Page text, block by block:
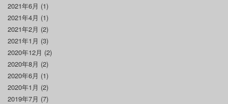
2021年6月 (1)
2021年4月 (1)
2021年2月 (2)
2021年1月 (3)
2020年12月 (2)
2020年8月 (2)
2020年6月 (1)
2020年1月 (2)
2019年7月 (7)